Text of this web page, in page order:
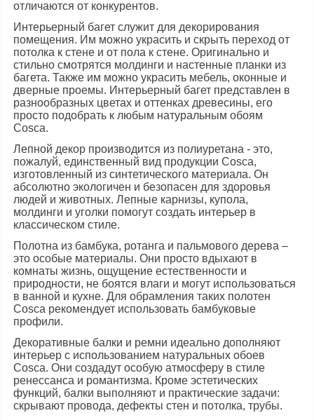
отличаются от конкурентов.
Интерьерный багет служит для декорирования
помещения. Им можно украсить и скрыть переход от
потолка к стене и от пола к стене. Оригинально и
стильно смотрятся молдинги и настенные планки из
багета. Также им можно украсить мебель, оконные и
дверные проемы. Интерьерный багет представлен в
разнообразных цветах и оттенках древесины, его
просто подобрать к любым натуральным обоям
Сosca.
Лепной декор производится из полиуретана - это,
пожалуй, единственный вид продукции Сosca,
изготовленный из синтетического материала. Он
абсолютно экологичен и безопасен для здоровья
людей и животных. Лепные карнизы, купола,
молдинги и уголки помогут создать интерьер в
классическом стиле.
Полотна из бамбука, ротанга и пальмового дерева –
это особые материалы. Они просто вдыхают в
комнаты жизнь, ощущение естественности и
природности, не боятся влаги и могут использоваться
в ванной и кухне. Для обрамления таких полотен
Сosca рекомендует использовать бамбуковые
профили.
Декоративные балки и ремни идеально дополняют
интерьер с использованием натуральных обоев
Сosca. Они создадут особую атмосферу в стиле
ренессанса и романтизма. Кроме эстетических
функций, балки выполняют и практические задачи:
скрывают провода, дефекты стен и потолка, трубы.